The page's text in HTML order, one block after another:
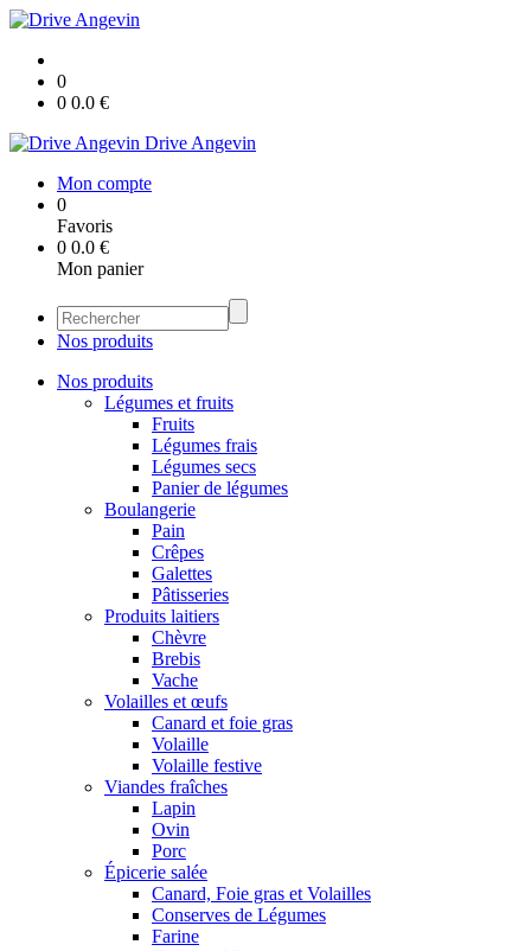
0
0 0.0 €
Drive Angevin
Mon compte
0
Favoris
0 0.0 €
Mon panier
Nos produits
Nos produits
Légumes et fruits
Fruits
Légumes frais
Légumes secs
Panier de légumes
Boulangerie
Pain
Crêpes
Galettes
Pâtisseries
Produits laitiers
Chèvre
Brebis
Vache
Volailles et œufs
Canard et foie gras
Volaille
Volaille festive
Viandes fraîches
Lapin
Ovin
Porc
Épicerie salée
Canard, Foie gras et Volailles
Conserves de Légumes
Farine